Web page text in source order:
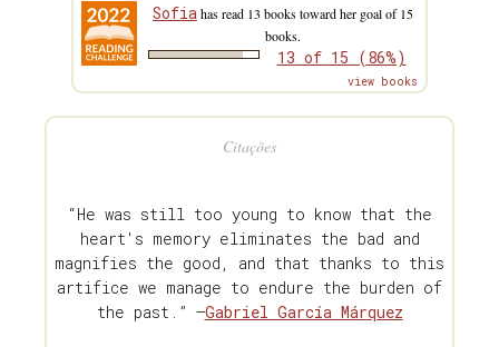
Sofia has read 13 books toward her goal of 15
books.
13 of 15 (86%)
view books
Citações
“He was still too young to know that the
heart's memory eliminates the bad and
magnifies the good, and that thanks to this
artifice we manage to endure the burden of
the past.” —Gabriel García Márquez